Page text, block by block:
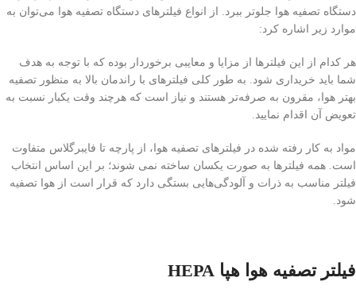
دستگاه تصفیه هوا جلوتر ببرد. از انواع فیلترهای دستگاه تصفیه هوا می‌توان به
موارد زیر اشاره کرد:
هر کدام از این فیلترها از مزایا و معایبی برخوردار بوده که با توجه به هدف
شما باید خریداری شود. به طور کلی فیلترهای با راندمان بالا به منظور تصفیه
بهتر هوا، مقرون به صرفه‌تر هستند و نیاز است که هرچند وقت یکبار نسبت به
تعویض آن اقدام نمایید.
مواد به کار رفته شده در فیلترهای تصفیه هوا، از پارچه تا فایبرگلاس متفاوت
است. همه فیلترها به صورت یکسان ساخته نمی شوند؛ بر این اساس انتخاب
فیلتر مناسب به ذرات و آلودگی‌هایی بستگی دارد که قرار است از هوا تصفیه
شود.
فیلتر تصفیه هوا هپا HEPA